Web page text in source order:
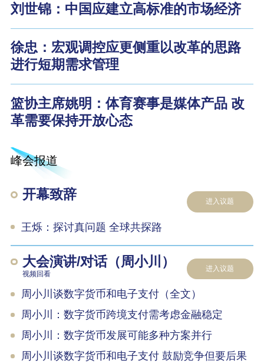
刘世锦：中国应建立高标准的市场经济
徐忠：宏观调控应更侧重以改革的思路
进行短期需求管理
篮协主席姚明：体育赛事是媒体产品 改
革需要保持开放心态
峰会报道
开幕致辞 进入议题
王烁：探讨真问题 全球共探路
大会演讲/对话（周小川）
视频回看
进入议题
周小川谈数字货币和电子支付（全文）
周小川：数字货币跨境支付需考虑金融稳定
周小川：数字货币发展可能多种方案并行
周小川谈数字货币和电子支付 鼓励竞争但要后果